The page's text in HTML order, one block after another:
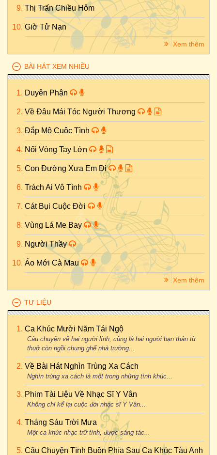
Thị Trấn Chiều Hôm
Giờ Tử Nạn
Xem thêm
BÀI HÁT XEM NHIỀU
Duyên Phận
Về Đâu Mái Tóc Người Thương
Đắp Mộ Cuộc Tình
Nối Vòng Tay Lớn
Con Đường Xưa Em Đi
Trách Ai Vô Tình
Cát Bụi Cuộc Đời
Vùng Lá Me Bay
Người Thầy
Áo Mới Cà Mau
Xem thêm
TƯ LIỆU
Ca Khúc Mười Năm Tái Ngộ
Câu chuyện về hai người lính, cũng là hai người bạn thân từ
thuở còn ngồi chung ghế nhà trường...
Về Bài Hát Nghìn Trùng Xa Cách
Nghìn trùng xa cách là một trong những tình khúc...
Phim Tài Liệu Về Nhạc Sĩ Y Vân
Không chỉ kể lại cuộc đời nhạc sĩ Y Vân...
Tháng Sáu Trời Mưa
Một ca khúc nhạc trữ tình, được sáng tác...
Câu Chuyện Tình Buồn Phía Sau Ca Khúc Tàu Anh